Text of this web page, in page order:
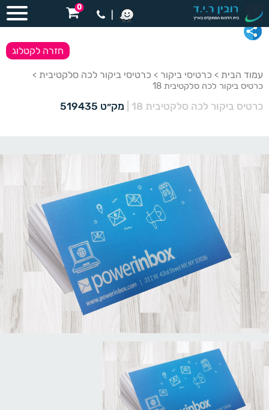
0
עמוד הבית > כרטיסי ביקור > כרטיסי ביקור לכה סלקטיבית >
כרטיס ביקור לכה סלקטיבית 18
כרטיס ביקור לכה סלקטיבית 18 מק״ט 519435
חזרה לקטלוג